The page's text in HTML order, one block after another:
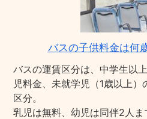
バスの子供料金は何
バスの運賃区分は、中学生以
児料金、未就学児（1歳以上
区分。
乳児は無料、幼児は同伴2人